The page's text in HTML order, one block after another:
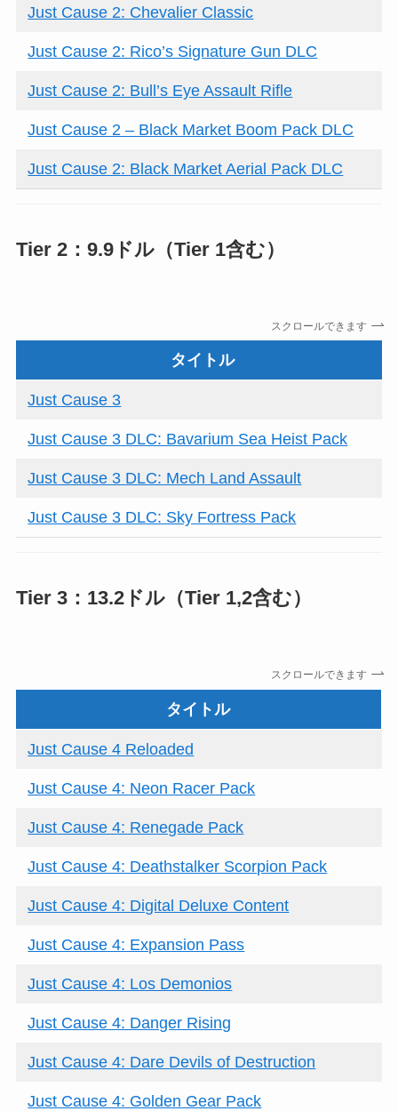
Just Cause 2: Chevalier Classic
Just Cause 2: Rico’s Signature Gun DLC
Just Cause 2: Bull’s Eye Assault Rifle
Just Cause 2 – Black Market Boom Pack DLC
Just Cause 2: Black Market Aerial Pack DLC
Tier 2：9.9ドル（Tier 1含む）
スクロールできます
タイトル
Just Cause 3
Just Cause 3 DLC: Bavarium Sea Heist Pack
Just Cause 3 DLC: Mech Land Assault
Just Cause 3 DLC: Sky Fortress Pack
Tier 3：13.2ドル（Tier 1,2含む）
スクロールできます
タイトル
Just Cause 4 Reloaded
Just Cause 4: Neon Racer Pack
Just Cause 4: Renegade Pack
Just Cause 4: Deathstalker Scorpion Pack
Just Cause 4: Digital Deluxe Content
Just Cause 4: Expansion Pass
Just Cause 4: Los Demonios
Just Cause 4: Danger Rising
Just Cause 4: Dare Devils of Destruction
Just Cause 4: Golden Gear Pack